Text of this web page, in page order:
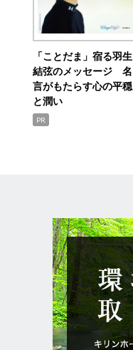
「ことだま」宿る羽生
結弦のメッセージ 名
言がもたらす心の平穏
と潤い
PR